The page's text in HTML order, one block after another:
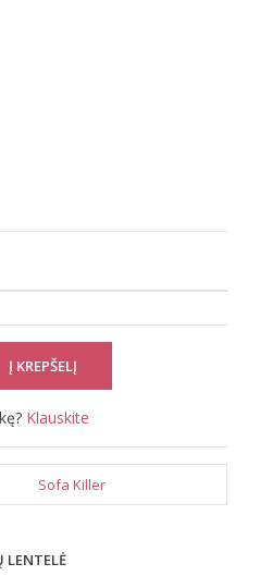
Klauskite
Sofa Killer
LENTELĖ